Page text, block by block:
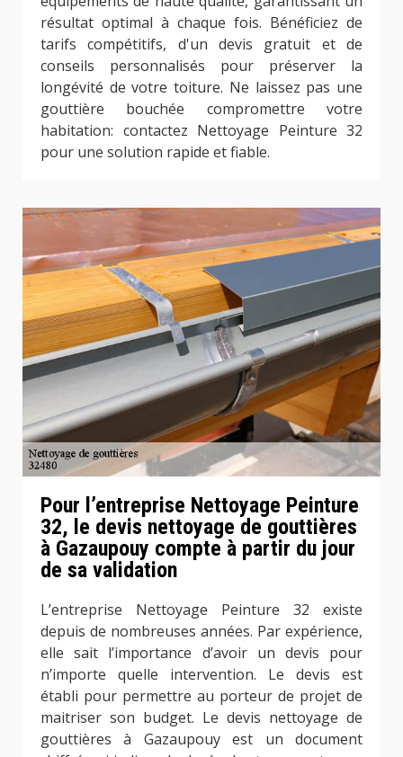
résultat optimal à chaque fois. Bénéficiez de
tarifs compétitifs, d'un devis gratuit et de
conseils personnalisés pour préserver la
longévité de votre toiture. Ne laissez pas une
gouttière bouchée compromettre votre
habitation: contactez Nettoyage Peinture 32
pour une solution rapide et fiable.
Pour l’entreprise Nettoyage Peinture
32, le devis nettoyage de gouttières
à Gazaupouy compte à partir du jour
de sa validation
L’entreprise Nettoyage Peinture 32 existe
depuis de nombreuses années. Par expérience,
elle sait l’importance d’avoir un devis pour
n’importe quelle intervention. Le devis est
établi pour permettre au porteur de projet de
maitriser son budget. Le devis nettoyage de
gouttières à Gazaupouy est un document